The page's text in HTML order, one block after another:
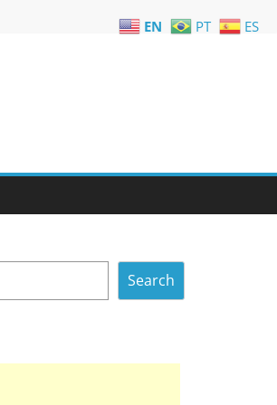
Search
EN PT ES